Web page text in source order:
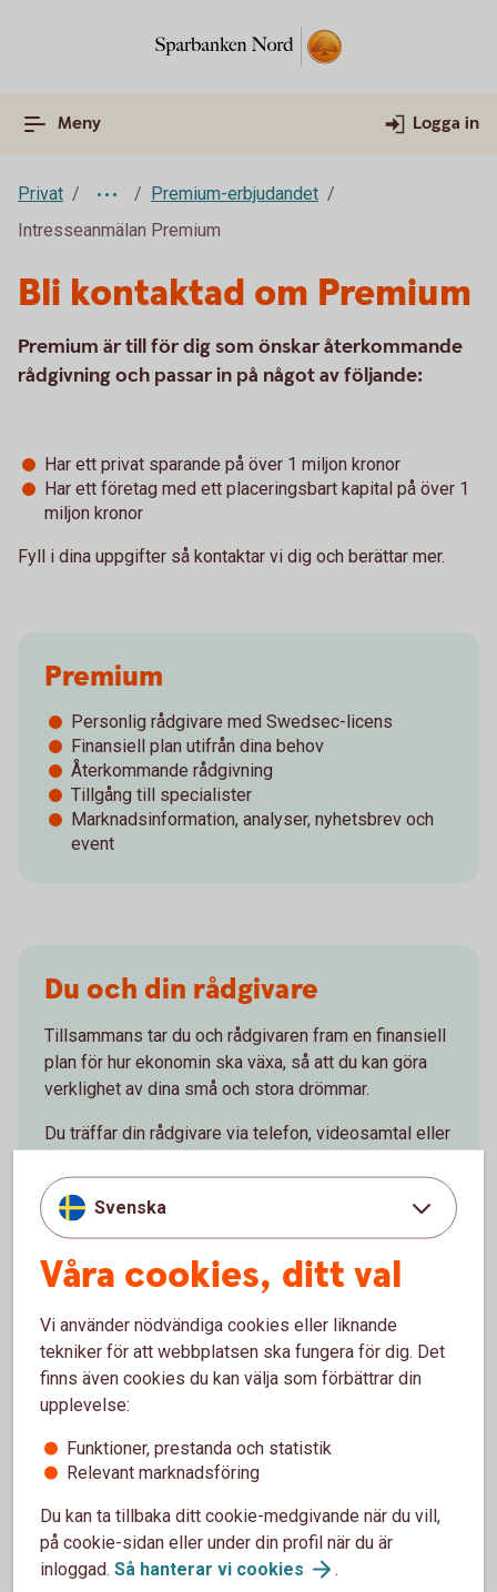
Meny Logga in
Privat
Premium-erbjudandet
Intresseanmälan Premium
Bli kontaktad om Premium
Premium är till för dig som önskar återkommande
rådgivning och passar in på något av följande:
Har ett privat sparande på över 1 miljon kronor
Har ett företag med ett placeringsbart kapital på över 1
miljon kronor
Fyll i dina uppgifter så kontaktar vi dig och berättar mer.
Premium
Personlig rådgivare med Swedsec-licens
Finansiell plan utifrån dina behov
Återkommande rådgivning
Tillgång till specialister
Marknadsinformation, analyser, nyhetsbrev och
event
Du och din rådgivare
Tillsammans tar du och rådgivaren fram en finansiell
plan för hur ekonomin ska växa, så att du kan göra
verklighet av dina små och stora drömmar.
Du träffar din rådgivare via telefon, videosamtal eller
För att se detta innehåll behöver du först
godkänna cookies för Funktioner, prestanda
och statistik.
Inställningar för cookies
Svenska
Våra cookies, ditt val
Vi använder nödvändiga cookies eller liknande
tekniker för att webbplatsen ska fungera för dig. Det
finns även cookies du kan välja som förbättrar din
upplevelse:
Funktioner, prestanda och statistik
Relevant marknadsföring
Du kan ta tillbaka ditt cookie-medgivande när du vill,
på cookie-sidan eller under din profil när du är
inloggad. Så hanterar vi cookies .